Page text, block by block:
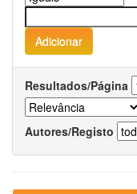
Resultados/Página
Autores/Registo